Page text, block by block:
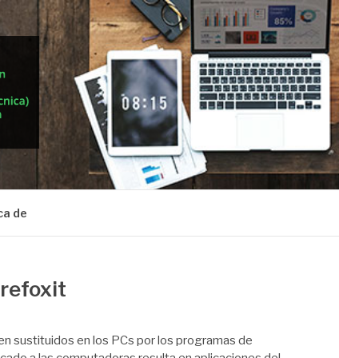
de
sustituidos en los PCs por los programas de